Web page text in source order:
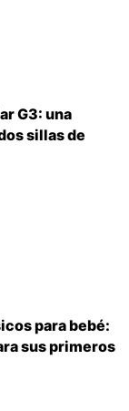
G3: una
sillas de
para bebé:
sus primeros